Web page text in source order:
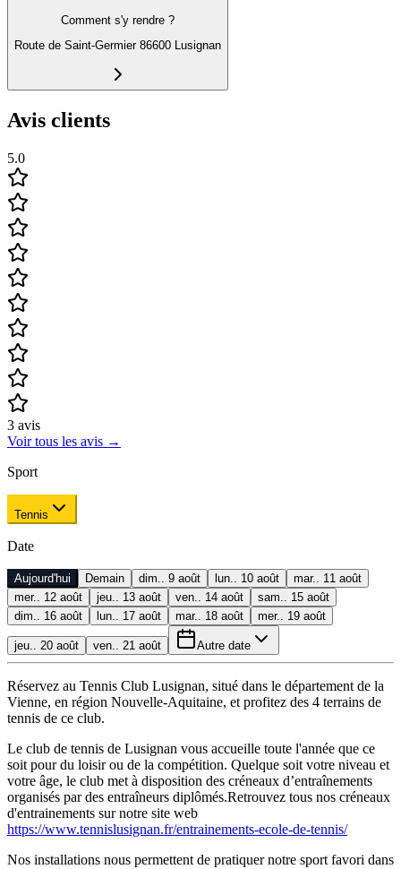
Comment s'y rendre ?
Route de Saint-Germier 86600 Lusignan
Avis clients
5.0
3 avis
Voir tous les avis →
Sport
Tennis
Date
Aujourd'hui Demain dim.. 9 août lun.. 10 août
mar.. 11 août
mer.. 12 août
jeu.. 13 août ven.. 14 août
sam.. 15 août
dim.. 16 août
lun.. 17 août mar.. 18 août mer.. 19 août
jeu.. 20 août ven.. 21 août Autre date
Réservez au Tennis Club Lusignan, situé dans le département de la
Vienne, en région Nouvelle-Aquitaine, et profitez des 4 terrains de
tennis de ce club.
Le club de tennis de Lusignan vous accueille toute l'année que ce
soit pour du loisir ou de la compétition. Quelque soit votre niveau et
votre âge, le club met à disposition des créneaux d’entraînements
organisés par des entraîneurs diplômés.Retrouvez tous nos créneaux
d'entrainements sur notre site web
https://www.tennislusignan.fr/entrainements-ecole-de-tennis/
Nos installations nous permettent de pratiquer notre sport favori dans